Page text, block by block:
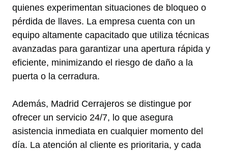
quienes experimentan situaciones de bloqueo o
pérdida de llaves. La empresa cuenta con un
equipo altamente capacitado que utiliza técnicas
avanzadas para garantizar una apertura rápida y
eficiente, minimizando el riesgo de daño a la
puerta o la cerradura.
Además, Madrid Cerrajeros se distingue por
ofrecer un servicio 24/7, lo que asegura
asistencia inmediata en cualquier momento del
día. La atención al cliente es prioritaria, y cada